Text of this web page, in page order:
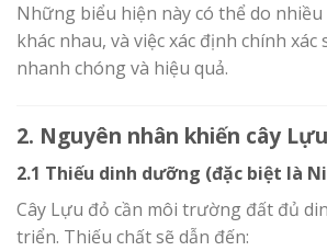
Những biểu hiện này có thể do
khác nhau, và việc xác định chính xác
nhanh chóng và hiệu quả.
2. Nguyên nhân khiến cây
2.1 Thiếu dinh dưỡng (đặc biệt là
Cây Lựu đỏ cần môi trường đất đủ
triển. Thiếu chất sẽ dẫn đến: